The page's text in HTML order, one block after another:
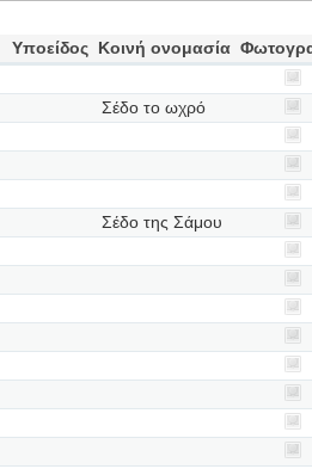
Υποείδος Κοινή ονομασία
Σέδο το ωχρό
Σέδο της Σάμου